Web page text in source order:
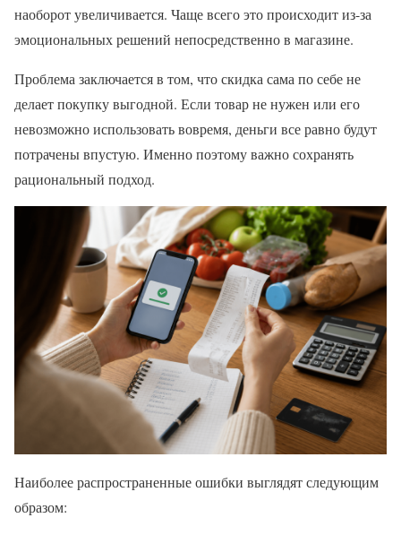
наоборот увеличивается. Чаще всего это происходит из-за
эмоциональных решений непосредственно в магазине.
Проблема заключается в том, что скидка сама по себе не
делает покупку выгодной. Если товар не нужен или его
невозможно использовать вовремя, деньги все равно будут
потрачены впустую. Именно поэтому важно сохранять
рациональный подход.
Наиболее распространенные ошибки выглядят следующим
образом: